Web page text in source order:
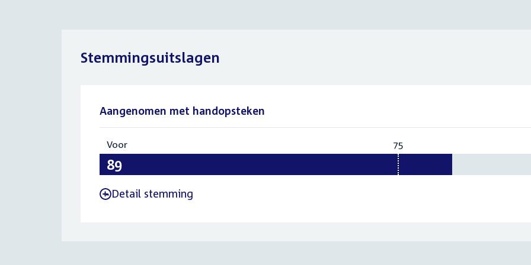
Stemmingsuitslagen
Aangenomen met handopsteken
Voor 75
- Detail stemming